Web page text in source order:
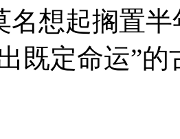
名想起搁置
既定命运”的